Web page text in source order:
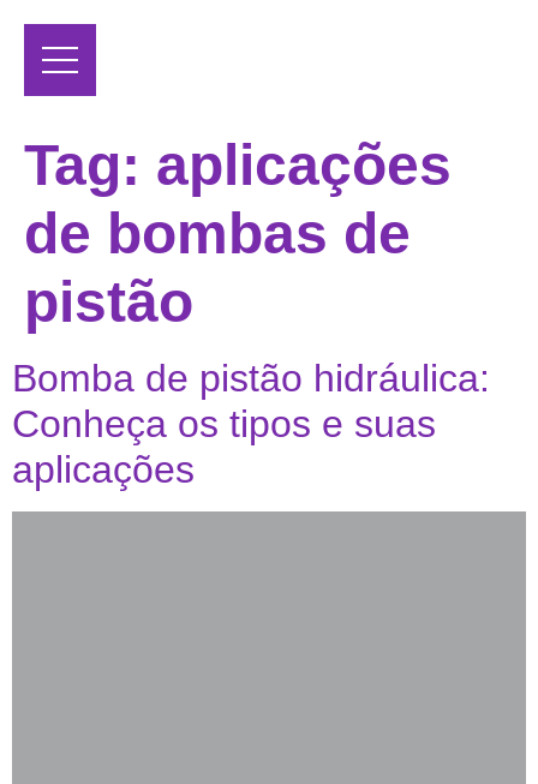
Tag: aplicações
de bombas de
pistão
Bomba de pistão hidráulica:
Conheça os tipos e suas
aplicações